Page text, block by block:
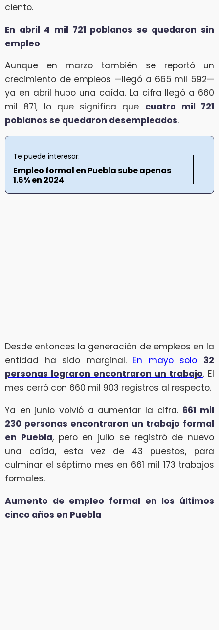
ciento.
En abril 4 mil 721 poblanos se quedaron sin
empleo
Aunque en marzo también se reportó un
crecimiento de empleos —llegó a 665 mil 592—
ya en abril hubo una caída. La cifra llegó a 660
mil 871, lo que significa que cuatro mil 721
poblanos se quedaron desempleados.
Te puede interesar:
Empleo formal en Puebla sube apenas
1.6% en 2024
Desde entonces la generación de empleos en la
entidad ha sido marginal. En mayo solo 32
personas lograron encontraron un trabajo. El
mes cerró con 660 mil 903 registros al respecto.
Ya en junio volvió a aumentar la cifra. 661 mil
230 personas encontraron un trabajo formal
en Puebla, pero en julio se registró de nuevo
una caída, esta vez de 43 puestos, para
culminar el séptimo mes en 661 mil 173 trabajos
formales.
Aumento de empleo formal en los últimos
cinco años en Puebla